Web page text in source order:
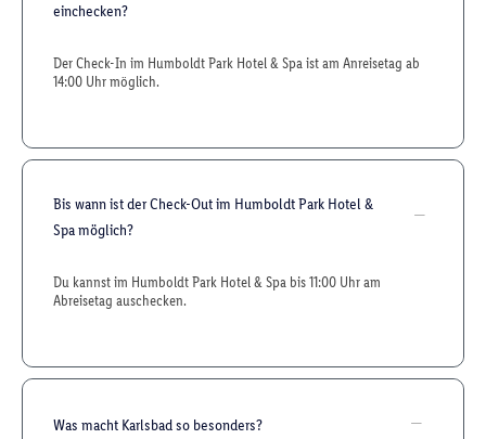
einchecken?
Der Check-In im Humboldt Park Hotel & Spa ist am Anreisetag ab
14:00 Uhr möglich.
Bis wann ist der Check-Out im Humboldt Park Hotel &
Spa möglich?
Du kannst im Humboldt Park Hotel & Spa bis 11:00 Uhr am
Abreisetag auschecken.
Was macht Karlsbad so besonders?